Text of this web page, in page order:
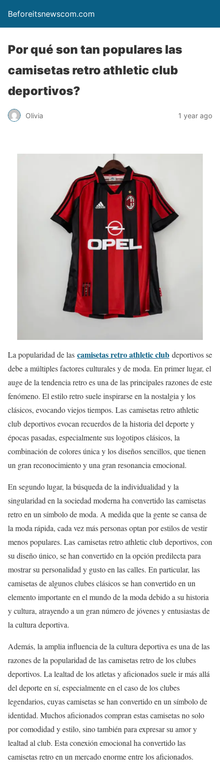
Beforeitsnewscom.com
Por qué son tan populares las
camisetas retro athletic club
deportivos?
Olivia 1 year ago
La popularidad de las camisetas retro athletic club deportivos se
debe a múltiples factores culturales y de moda. En primer lugar, el
auge de la tendencia retro es una de las principales razones de este
fenómeno. El estilo retro suele inspirarse en la nostalgia y los
clásicos, evocando viejos tiempos. Las camisetas retro athletic
club deportivos evocan recuerdos de la historia del deporte y
épocas pasadas, especialmente sus logotipos clásicos, la
combinación de colores única y los diseños sencillos, que tienen
un gran reconocimiento y una gran resonancia emocional.
En segundo lugar, la búsqueda de la individualidad y la
singularidad en la sociedad moderna ha convertido las camisetas
retro en un símbolo de moda. A medida que la gente se cansa de
la moda rápida, cada vez más personas optan por estilos de vestir
menos populares. Las camisetas retro athletic club deportivos, con
su diseño único, se han convertido en la opción predilecta para
mostrar su personalidad y gusto en las calles. En particular, las
camisetas de algunos clubes clásicos se han convertido en un
elemento importante en el mundo de la moda debido a su historia
y cultura, atrayendo a un gran número de jóvenes y entusiastas de
la cultura deportiva.
Además, la amplia influencia de la cultura deportiva es una de las
razones de la popularidad de las camisetas retro de los clubes
deportivos. La lealtad de los atletas y aficionados suele ir más allá
del deporte en sí, especialmente en el caso de los clubes
legendarios, cuyas camisetas se han convertido en un símbolo de
identidad. Muchos aficionados compran estas camisetas no solo
por comodidad y estilo, sino también para expresar su amor y
lealtad al club. Esta conexión emocional ha convertido las
camisetas retro en un mercado enorme entre los aficionados.